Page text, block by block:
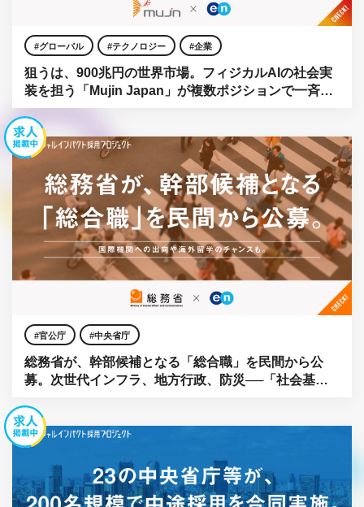
グローバル テクノロジー 企業
狙うは、900兆円の世界市場。フィジカルAIの社会実
装を担う「Mujin Japan」が複数ポジションで一斉公
募。
官公庁 中央省庁
総務省が、幹部候補となる「総合職」を民間から公
募。次世代インフラ、地方行政、防災──「社会基